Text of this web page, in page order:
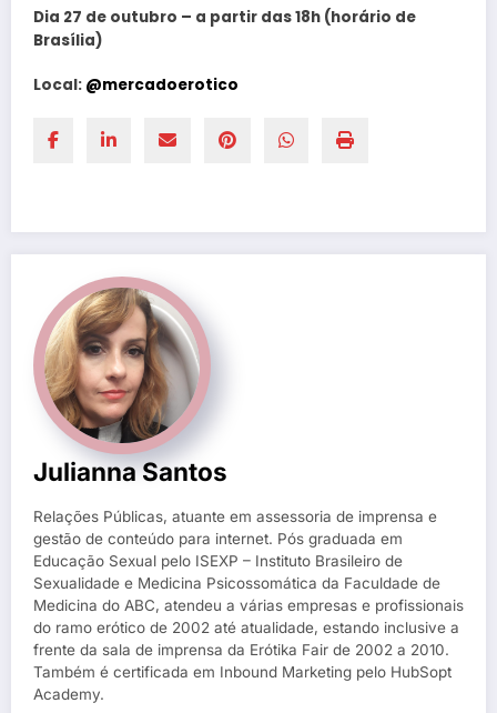
Dia 27 de outubro – a partir das 18h (horário de
Brasília)
Local: @mercadoerotico
Julianna Santos
Relações Públicas, atuante em assessoria de imprensa e
gestão de conteúdo para internet. Pós graduada em
Educação Sexual pelo ISEXP – Instituto Brasileiro de
Sexualidade e Medicina Psicossomática da Faculdade de
Medicina do ABC, atendeu a várias empresas e profissionais
do ramo erótico de 2002 até atualidade, estando inclusive a
frente da sala de imprensa da Erótika Fair de 2002 a 2010.
Também é certificada em Inbound Marketing pelo HubSopt
Academy.